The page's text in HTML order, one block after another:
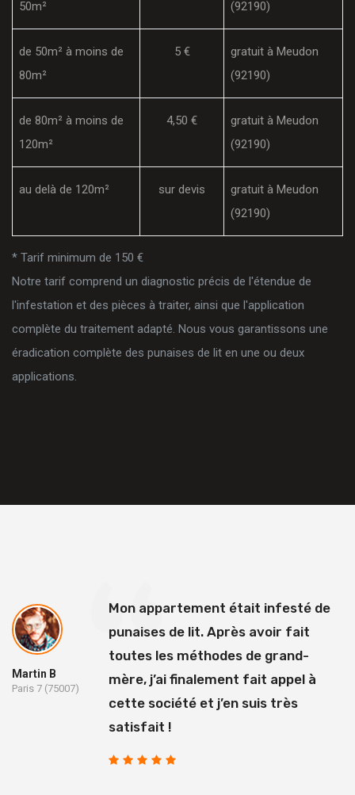
50m² (92190)
de 50m² à moins de
80m²
5 €
gratuit à Meudon
(92190)
de 80m² à moins de
120m²
4,50 €
gratuit à Meudon
(92190)
au delà de 120m² sur devis
gratuit à Meudon
(92190)
* Tarif minimum de 150 €
Notre tarif comprend un diagnostic précis de l'étendue de
l'infestation et des pièces à traiter, ainsi que l'application
complète du traitement adapté. Nous vous garantissons une
éradication complète des punaises de lit en une ou deux
applications.
Martin B
Paris 7 (75007)
Mon appartement était infesté de
punaises de lit. Après avoir fait
toutes les méthodes de grand-
mère, j’ai finalement fait appel à
cette société et j’en suis très
satisfait !